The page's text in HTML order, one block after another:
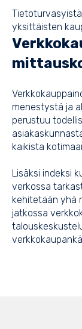
yksittäisten
menestystä ja
perustuu
kaikista
Lisäksi indeksi
verkossa
kehitetään yhä
jatkossa